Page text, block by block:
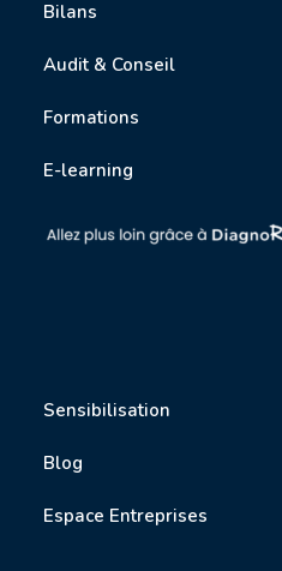
Bilans
Audit & Conseil
Formations
E-learning
Sensibilisation
Blog
Espace Entreprises